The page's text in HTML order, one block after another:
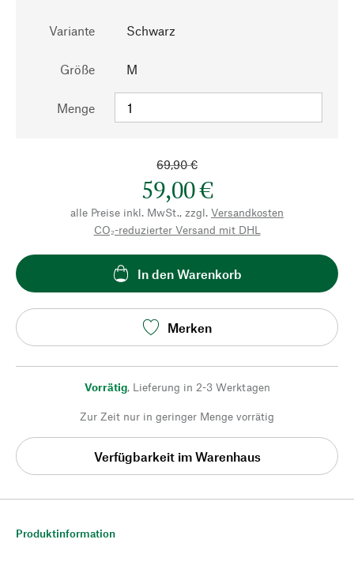
Variante Schwarz
Größe M
Menge
69,90 €
59,00 €
alle Preise inkl. MwSt., zzgl. Versandkosten
CO₂-reduzierter Versand mit DHL
In den Warenkorb
Merken
Vorrätig, Lieferung in 2-3 Werktagen
Zur Zeit nur in geringer Menge vorrätig
Verfügbarkeit im Warenhaus
Produktinformation